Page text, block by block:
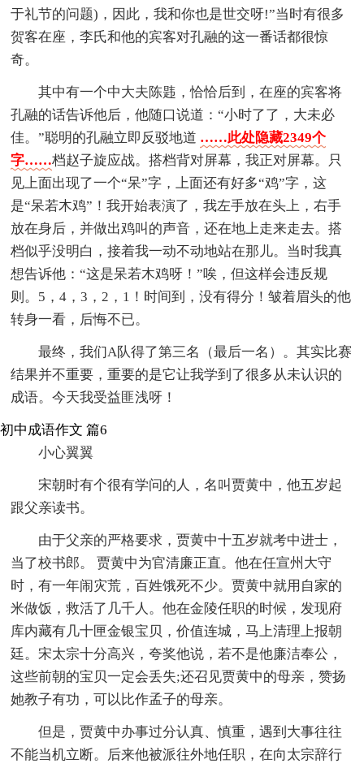
于礼节的问题)，因此，我和你也是世交呀!”当时有很多
贺客在座，李氏和他的宾客对孔融的这一番话都很惊
奇。
其中有一个中大夫陈韪，恰恰后到，在座的宾客将
孔融的话告诉他后，他随口说道：“小时了了，大未必
佳。”聪明的孔融立即反驳地道 ……此处隐藏2349个
字……档赵子旋应战。搭档背对屏幕，我正对屏幕。只
见上面出现了一个“呆”字，上面还有好多“鸡”字，这
是“呆若木鸡”！我开始表演了，我左手放在头上，右手
放在身后，并做出鸡叫的声音，还在地上走来走去。搭
档似乎没明白，接着我一动不动地站在那儿。当时我真
想告诉他：“这是呆若木鸡呀！”唉，但这样会违反规
则。5，4，3，2，1！时间到，没有得分！皱着眉头的他
转身一看，后悔不已。
最终，我们A队得了第三名（最后一名）。其实比赛
结果并不重要，重要的是它让我学到了很多从未认识的
成语。今天我受益匪浅呀！
初中成语作文 篇6
小心翼翼
宋朝时有个很有学问的人，名叫贾黄中，他五岁起
跟父亲读书。
由于父亲的严格要求，贾黄中十五岁就考中进士，
当了校书郎。 贾黄中为官清廉正直。他在任宣州大守
时，有一年闹灾荒，百姓饿死不少。贾黄中就用自家的
米做饭，救活了几千人。他在金陵任职的时候，发现府
库内藏有几十匣金银宝贝，价值连城，马上清理上报朝
廷。宋太宗十分高兴，夸奖他说，若不是他廉洁奉公，
这些前朝的宝贝一定会丢失;还召见贾黄中的母亲，赞扬
她教子有功，可以比作孟子的母亲。
但是，贾黄中办事过分认真、慎重，遇到大事往往
不能当机立断。后来他被派往外地任职，在向太宗辞行